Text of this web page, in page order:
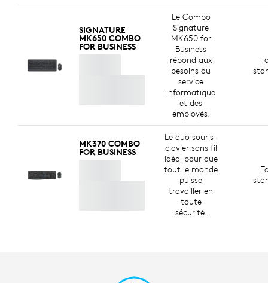
SIGNATURE
MK650 COMBO
FOR BUSINESS
Le Combo
Signature
MK650 for
Business
répond aux
besoins du
service
informatique
et des
employés.
MK370 COMBO
FOR BUSINESS
Le duo souris-
clavier sans fil
idéal pour que
tout le monde
puisse
travailler en
toute
sécurité.